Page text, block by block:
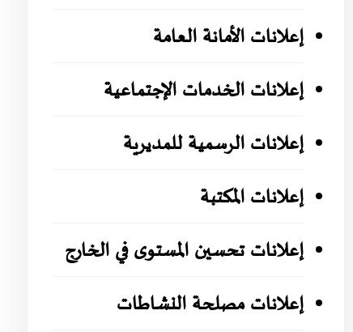
إعلانات الأمانة العامة
إعلانات الخدمات الإجتماعية
إعلانات الرسمية للمديرية
إعلانات المكتبة
إعلانات تحسين المستوى في الخارج
إعلانات مصلحة النشاطات